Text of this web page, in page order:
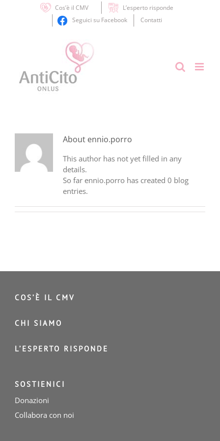
Cos’è il CMV
L’esperto risponde
Seguici su Facebook
Contatti
About ennio.porro
This author has not yet filled in any
details.
So far ennio.porro has created 0 blog
entries.
COS’È IL CMV
CHI SIAMO
L’ESPERTO RISPONDE
SOSTIENICI
Donazioni
Collabora con noi